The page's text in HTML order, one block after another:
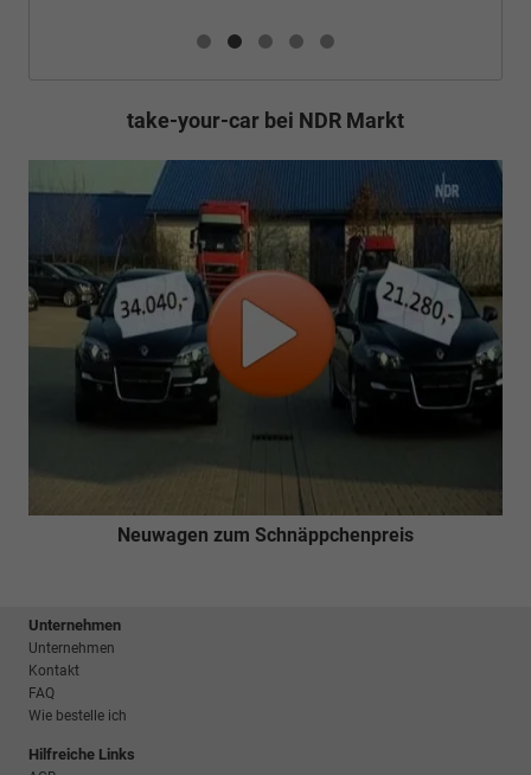
take-your-car bei NDR Markt
Neuwagen zum Schnäppchenpreis
Unternehmen
Unternehmen
Kontakt
FAQ
Wie bestelle ich
Hilfreiche Links